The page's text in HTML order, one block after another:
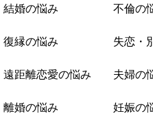
結婚の悩み 不倫の
復縁の悩み 失恋・
遠距離恋愛の悩み 夫婦の
離婚の悩み 妊娠の